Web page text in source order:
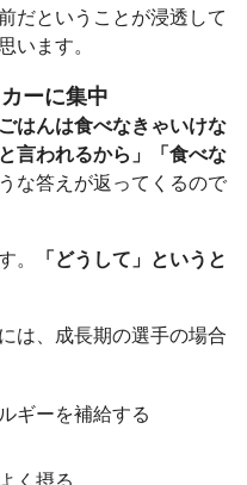
だということが浸透して
います。
ーに集中
はんは食べなきゃいけな
と言われるから」「食べな
な答えが返ってくるので
。
「どうして」というと
には、成長期の選手の場合
ギーを補給する
く摂る